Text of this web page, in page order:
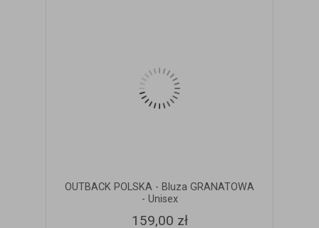
OUTBACK POLSKA - Bluza GRANATOWA
- Unisex
159,00 zł